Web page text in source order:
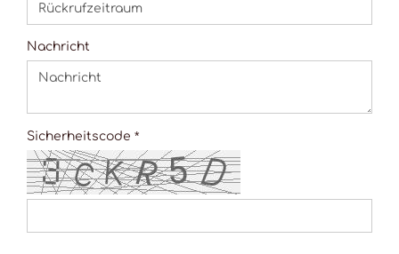
Nachricht
Sicherheitscode